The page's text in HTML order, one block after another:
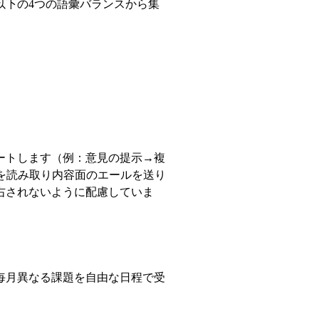
の4つの語彙バランスから集
トします（例：意見の提示→複
み取り内容面のエールを送り
れないように配慮していま
異なる課題を自由な日程で受